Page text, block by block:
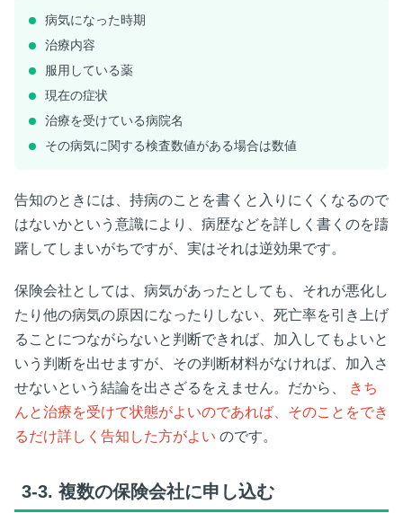
病気になった時期
治療内容
服用している薬
現在の症状
治療を受けている病院名
その病気に関する検査数値がある場合は数値
告知のときには、持病のことを書くと入りにくくなるので
はないかという意識により、病歴などを詳しく書くのを躊
躇してしまいがちですが、実はそれは逆効果です。
保険会社としては、病気があったとしても、それが悪化し
たり他の病気の原因になったりしない、死亡率を引き上げ
ることにつながらないと判断できれば、加入してもよいと
いう判断を出せますが、その判断材料がなければ、加入さ
せないという結論を出さざるをえません。だから、
きち
んと治療を受けて状態がよいのであれば、そのことをでき
るだけ詳しく告知した方がよい のです。
3-3. 複数の保険会社に申し込む